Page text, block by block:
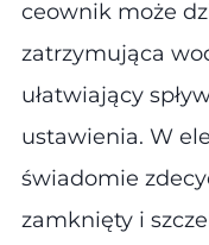
ceownik może
zatrzymująca
ułatwiający
ustawienia. W
świadomie
zamknięty i